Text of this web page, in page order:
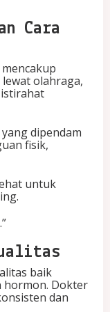
Cara
olahraga,
dipendam
fisik,
untuk
baik
hormon. Dokter
dan